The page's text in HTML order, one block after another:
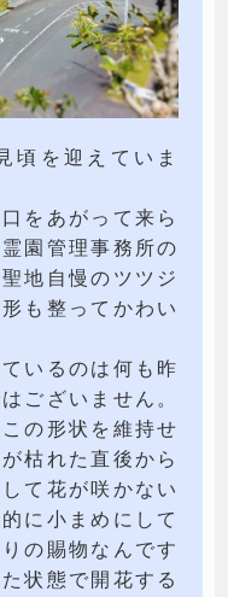
頃を迎えていま
をあがって来ら
園管理事務所の
地自慢のツツジ
も整ってかわい
いるのは何も昨
ございません。
の形状を維持せ
枯れた直後から
て花が咲かない
に小まめにして
の賜物なんです
状態で開花する